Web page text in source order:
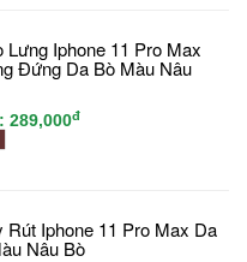
Lưng Iphone 11 Pro Max
Đứng Da Bò Màu Nâu
289,000đ
Rút Iphone 11 Pro Max Da
Nâu Bò